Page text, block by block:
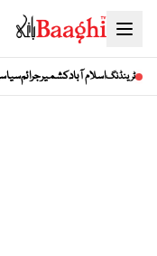
ٹرینڈنگاسلام آبادکشمیرجرائم